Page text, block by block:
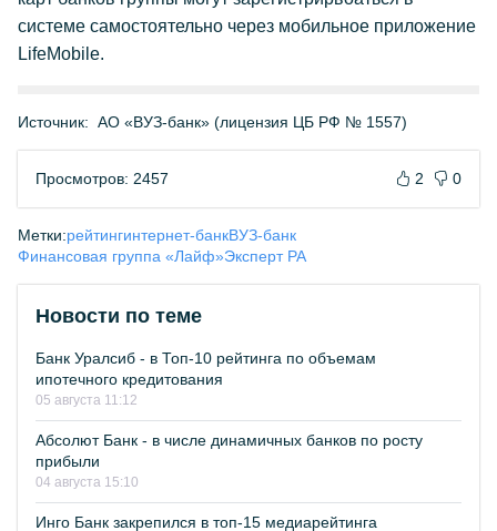
системе самостоятельно через мобильное приложение
LifeMobile.
Источник: АО «ВУЗ-банк» (лицензия ЦБ РФ № 1557)
Просмотров: 2457 2 0
Метки:рейтингинтернет-банкВУЗ-банк
Финансовая группа «Лайф»Эксперт РА
Новости по теме
Банк Уралсиб - в Топ-10 рейтинга по объемам
ипотечного кредитования
05 августа 11:12
Абсолют Банк - в числе динамичных банков по росту
прибыли
04 августа 15:10
Инго Банк закрепился в топ-15 медиарейтинга